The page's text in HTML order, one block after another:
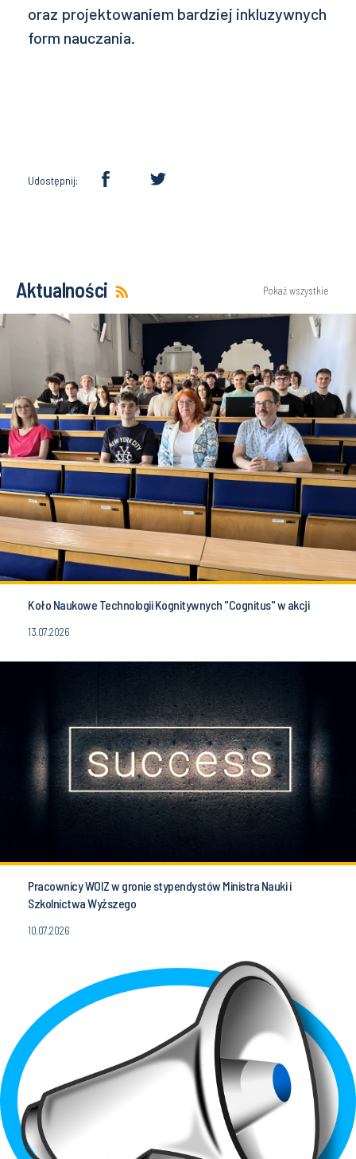
oraz projektowaniem bardziej inkluzywnych
form nauczania.
Udostępnij:
Aktualności Pokaż wszystkie
Koło Naukowe Technologii Kognitywnych "Cognitus" w akcji
13.07.2026
Pracownicy WOIZ w gronie stypendystów Ministra Nauki i
Szkolnictwa Wyższego
10.07.2026